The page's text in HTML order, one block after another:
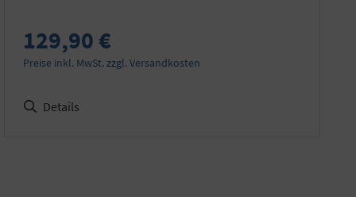
129,90 €
Preise inkl. MwSt. zzgl. Versandkosten
Details